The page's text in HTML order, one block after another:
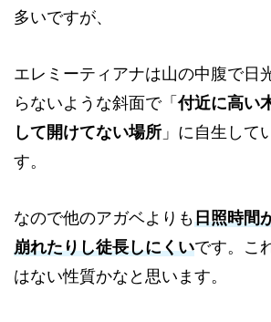
多いですが、
エレミーティアナは山の中腹で日
らないような斜面で「付近に高い
して開けてない場所 」に自生して
す。
なので他のアガベよりも日照時間
崩れたりし徒長しにくいです。こ
はない性質かなと思います。